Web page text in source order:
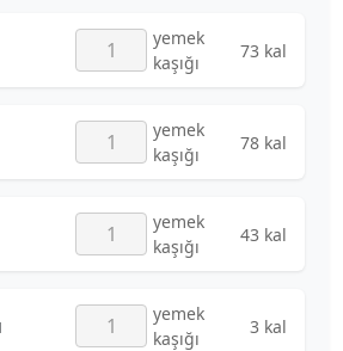
yemek
kaşığı
73 kal
yemek
kaşığı
78 kal
yemek
kaşığı
43 kal
yemek
kaşığı
3 kal